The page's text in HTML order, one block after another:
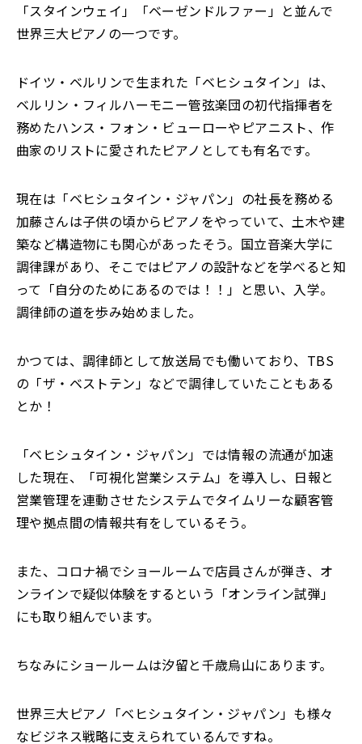
「スタインウェイ」「ベーゼンドルファー」と並んで
世界三大ピアノの一つです。
ドイツ・ベルリンで生まれた「ベヒシュタイン」は、
ベルリン・フィルハーモニー管弦楽団の初代指揮者を
務めたハンス・フォン・ビューローやピアニスト、作
曲家のリストに愛されたピアノとしても有名です。
現在は「ベヒシュタイン・ジャパン」の社長を務める
加藤さんは子供の頃からピアノをやっていて、土木や建
築など構造物にも関心があったそう。国立音楽大学に
調律課があり、そこではピアノの設計などを学べると知
って「自分のためにあるのでは！！」と思い、入学。
調律師の道を歩み始めました。
かつては、調律師として放送局でも働いており、TBS
の「ザ・ベストテン」などで調律していたこともある
とか！
「ベヒシュタイン・ジャパン」では情報の流通が加速
した現在、「可視化営業システム」を導入し、日報と
営業管理を連動させたシステムでタイムリーな顧客管
理や拠点間の情報共有をしているそう。
また、コロナ禍でショールームで店員さんが弾き、オ
ンラインで疑似体験をするという「オンライン試弾」
にも取り組んでいます。
ちなみにショールームは汐留と千歳烏山にあります。
世界三大ピアノ「ベヒシュタイン・ジャパン」も様々
なビジネス戦略に支えられているんですね。